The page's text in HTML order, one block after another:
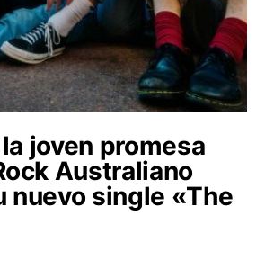
la joven promesa
Australiano
nuevo single «The